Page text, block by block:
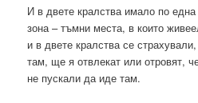
И в двете кралства имало по една
зона – тъмни места, в които
и в двете кралства се
там, ще я отвлекат или отровят,
не пускали да иде там.